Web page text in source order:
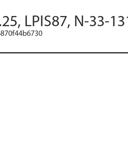
LPIS87, N-33-